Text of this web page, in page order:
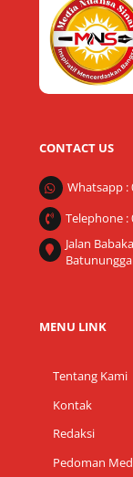
CONTACT US
Whatsapp :
Telephone :
Jalan
MENU LINK
Tentang Kami
Kontak
Redaksi
Pedoman